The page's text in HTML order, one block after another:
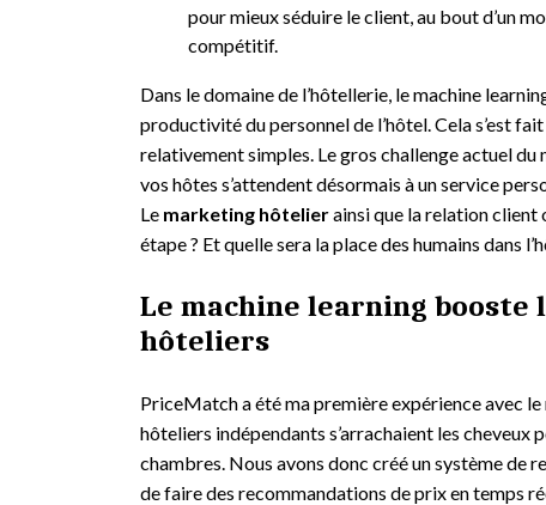
pour mieux séduire le client, au bout d’un
compétitif.
Dans le domaine de l’hôtellerie, le machine
productivité du personnel de l’hôtel. Cela s’est
relativement simples. Le gros challenge actuel du
vos hôtes s’attendent désormais à un service
Le marketing hôtelierainsi que la relation client
étape ? Et quelle sera la place des humains dans
Le machine learning
hôteliers
PriceMatch a été ma première expérience avec
hôteliers indépendants s’arrachaient les
chambres. Nous avons donc créé un système de
de faire des recommandations de prix en temps